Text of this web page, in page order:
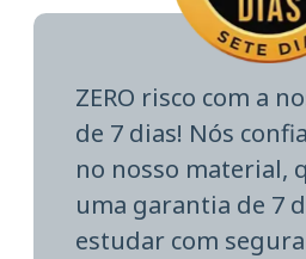
ZERO risco com a
de 7 dias! Nós
no nosso material,
uma garantia de 7
estudar com